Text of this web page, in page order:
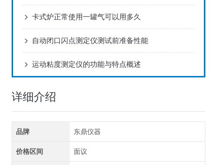
卡式炉正常使用一罐气可以用多久
自动闭口闪点测定仪测试前准备性能
运动粘度测定仪的功能与特点概述
详细介绍
品牌 东鼎仪器
价格区间 面议